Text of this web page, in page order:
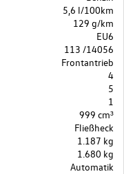
5,6 l/100km
129 g/km
EU6
113 /14056
Frontantrieb
4
5
1
999 cm³
Fließheck
1.187 kg
1.680 kg
Automatik